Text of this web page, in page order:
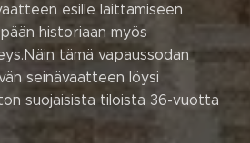
esille laittamiseen
historiaan myös
tämä vapaussodan
seinävaatteen löysi
suojaisista tiloista 36-vuotta